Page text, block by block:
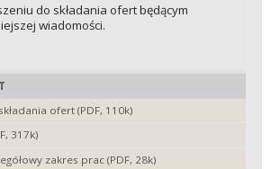
do składania ofert będącym
wiadomości.
ofert (PDF, 110k)
317k)
zakres prac (PDF, 28k)